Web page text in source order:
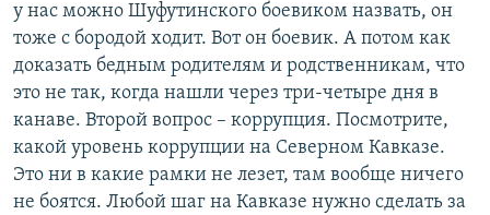
у нас можно Шуфутинского боевиком назвать, он
тоже с бородой ходит. Вот он боевик. А потом как
доказать бедным родителям и родственникам, что
это не так, когда нашли через три-четыре дня в
канаве. Второй вопрос – коррупция. Посмотрите,
какой уровень коррупции на Северном Кавказе.
Это ни в какие рамки не лезет, там вообще ничего
не боятся. Любой шаг на Кавказе нужно сделать за